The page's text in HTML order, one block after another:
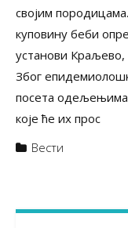
својим
куповину беби
установи Краљево,
Због
посета
које ће их прос
Вести